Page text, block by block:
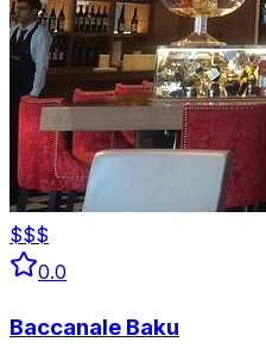
$$$
0.0
Baccanale Baku